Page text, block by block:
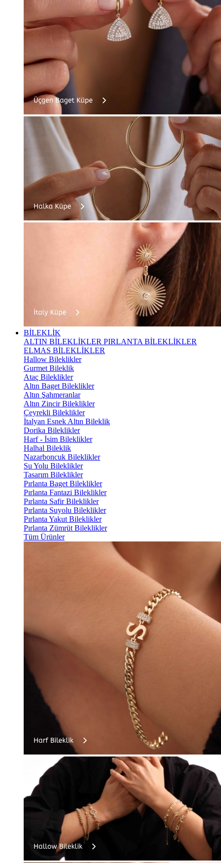
BİLEKLİK
ALTIN BİLEKLİKLER PIRLANTA BİLEKLİKLER
ELMAS BİLEKLİKLER
Hallow Bileklikler
Gurmet Bileklik
Ataç Bileklikler
Altın Baget Bileklikler
Altın Şahmeranlar
Altın Zincir Bileklikler
Çeyrekli Bileklikler
İtalyan Esnek Altın Bileklik
Dorika Bileklikler
Harf - İsim Bileklikler
Halhal Bileklik
Nazarboncuk Bileklikler
Su Yolu Bileklikler
Tasarım Bileklikler
Pırlanta Baget Bileklikler
Pırlanta Fantazi Bileklikler
Pırlanta Safir Bileklikler
Pırlanta Suyolu Bileklikler
Pırlanta Yakut Bileklikler
Pırlanta Zümrüt Bileklikler
Tüm Ürünler